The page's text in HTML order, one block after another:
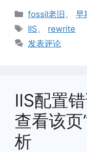
分
类
fossil老旧 、早
标
签
IIS、 rewrite
发表评论
IIS配置
查看该
析